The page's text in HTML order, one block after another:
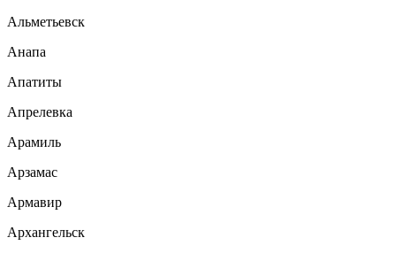
Альметьевск
Анапа
Апатиты
Апрелевка
Арамиль
Арзамас
Армавир
Архангельск